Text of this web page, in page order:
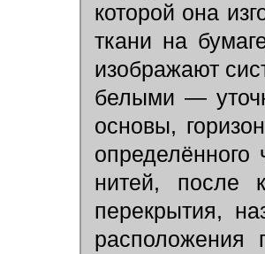
которой она
ткани на
изображают
белыми —
основы,
нитей, после
перекрытия,
расположения